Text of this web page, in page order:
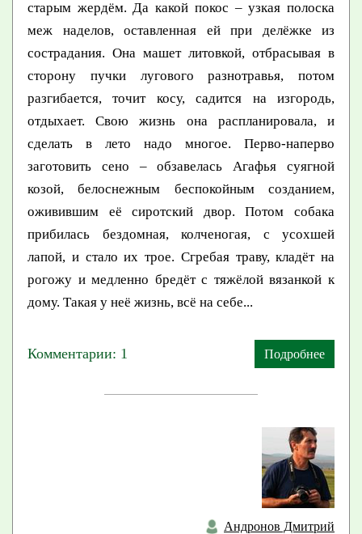
старым жердём. Да какой покос – узкая полоска
меж наделов, оставленная ей при делёжке из
сострадания. Она машет литовкой, отбрасывая в
сторону пучки лугового разнотравья, потом
разгибается, точит косу, садится на изгородь,
отдыхает. Свою жизнь она распланировала, и
сделать в лето надо многое. Перво-наперво
заготовить сено – обзавелась Агафья суягной
козой, белоснежным беспокойным созданием,
оживившим её сиротский двор. Потом собака
прибилась бездомная, колченогая, с усохшей
лапой, и стало их трое. Сгребая траву, кладёт на
рогожу и медленно бредёт с тяжёлой вязанкой к
дому. Такая у неё жизнь, всё на себе...
Комментарии: 1 Подробнее
Андронов Дмитрий